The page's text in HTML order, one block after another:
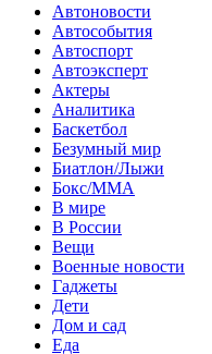
Автоновости
Автособытия
Автоспорт
Автоэксперт
Актеры
Аналитика
Баскетбол
Безумный мир
Биатлон/Лыжи
Бокс/MMA
В мире
В России
Вещи
Военные новости
Гаджеты
Дети
Дом и сад
Еда